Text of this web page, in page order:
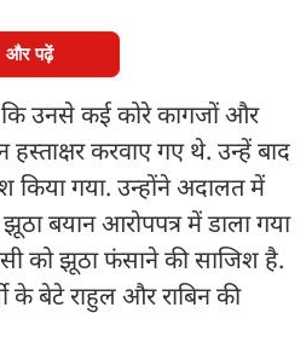
और पढ़ें
कि उनसे कई कोरे कागजों और
करवाए गए थे. उन्हें बाद
गया. उन्होंने अदालत में
बयान आरोपपत्र में डाला गया
को झूठा फंसाने की साजिश है.
के बेटे राहुल और राबिन की